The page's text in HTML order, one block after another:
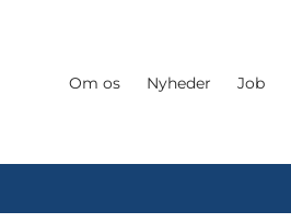
Om os Nyheder Job